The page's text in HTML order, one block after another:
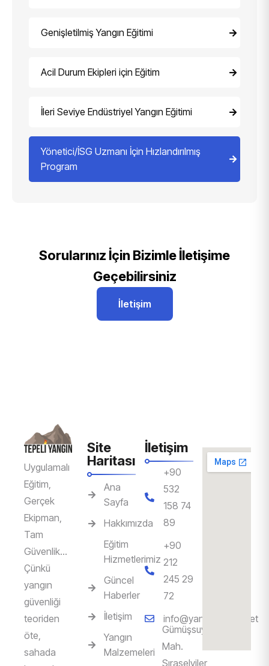
Genişletilmiş Yangın Eğitimi
Acil Durum Ekipleri için Eğitim
İleri Seviye Endüstriyel Yangın Eğitimi
Yönetici/İSG Uzmanı İçin Hızlandırılmış
Program
Sorularınız İçin Bizimle İletişime
Geçebilirsiniz
İletişim
Uygulamalı
Eğitim,
Gerçek
Ekipman,
Tam
Güvenlik…
Çünkü
yangın
güvenliği
teoriden
öte,
sahada
Site
Haritası
Ana
Sayfa
Hakkımızda
Eğitim
Hizmetlerimiz
Güncel
Haberler
İletişim
Yangın
Malzemeleri
İletişim
+90
532
158 74
89
‎+90
212
245 29
72
info@yanginegitim.net
Gümüşsuyu
Mah.
Sıraselviler